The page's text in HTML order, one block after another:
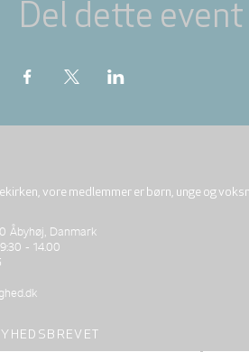
Del dette event
vore medlemmer er børn, unge og
Åbyhøj, Danmark
- 14.00